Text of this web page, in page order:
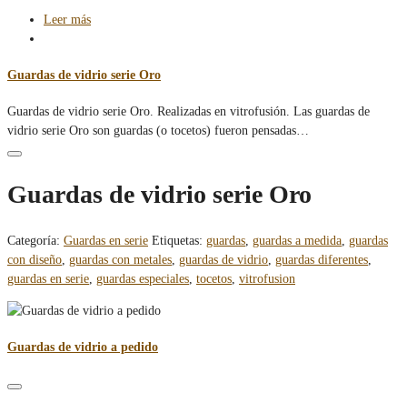
Leer más
Guardas de vidrio serie Oro
Guardas de vidrio serie Oro. Realizadas en vitrofusión. Las guardas de
vidrio serie Oro son guardas (o tocetos) fueron pensadas…
Guardas de vidrio serie Oro
Categoría: Guardas en serie Etiquetas: guardas, guardas a medida, guardas
con diseño, guardas con metales, guardas de vidrio, guardas diferentes,
guardas en serie, guardas especiales, tocetos, vitrofusion
Guardas de vidrio a pedido